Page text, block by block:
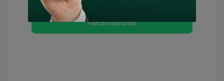
sebagai penasihat saya.
Hantar Maklumat